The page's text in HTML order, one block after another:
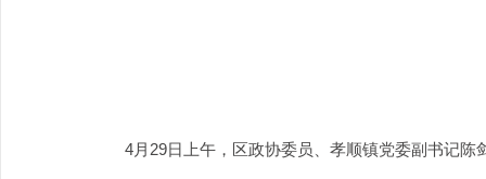
4月29日上午，区政协委员、孝顺镇党委副书记陈